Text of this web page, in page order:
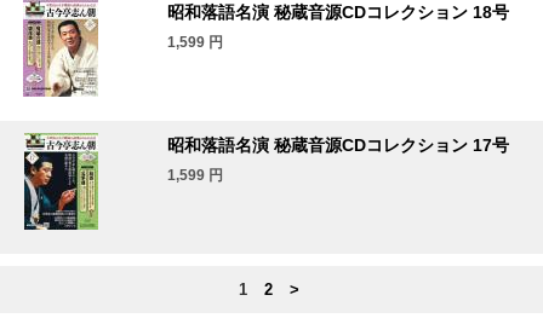
昭和落語名演 秘蔵音源CDコレクション 18号
1,599 円
昭和落語名演 秘蔵音源CDコレクション 17号
1,599 円
1 2 >